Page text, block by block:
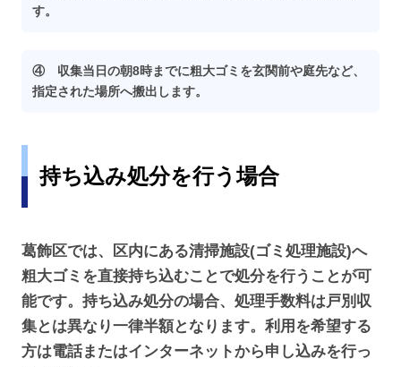
す。
④ 収集当日の朝8時までに粗大ゴミを玄関前や庭先など、
指定された場所へ搬出します。
持ち込み処分を行う場合
葛飾区では、区内にある清掃施設(ゴミ処理施設)へ
粗大ゴミを直接持ち込むことで処分を行うことが可
能です。持ち込み処分の場合、処理手数料は戸別収
集とは異なり一律半額となります。利用を希望する
方は電話またはインターネットから申し込みを行っ